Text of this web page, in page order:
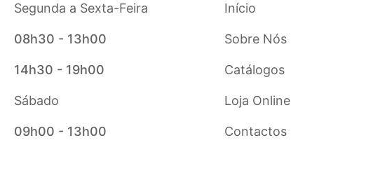
Segunda a Sexta-Feira
08h30 - 13h00
14h30 - 19h00
Sábado
09h00 - 13h00
Início
Sobre Nós
Catálogos
Loja Online
Contactos